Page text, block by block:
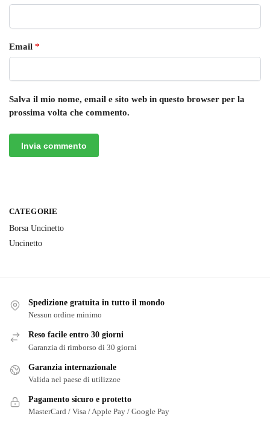
Email *
Salva il mio nome, email e sito web in questo browser per la
prossima volta che commento.
CATEGORIE
Borsa Uncinetto
Uncinetto
Spedizione gratuita in tutto il mondo
Nessun ordine minimo
Reso facile entro 30 giorni
Garanzia di rimborso di 30 giorni
Garanzia internazionale
Valida nel paese di utilizzoe
Pagamento sicuro e protetto
MasterCard / Visa / Apple Pay / Google Pay